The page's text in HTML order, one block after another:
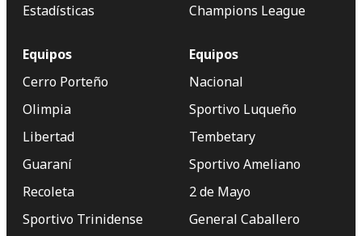
Estadísticas
Champions League
Equipos
Cerro Porteño
Olimpia
Libertad
Guaraní
Recoleta
Sportivo Trinidense
Equipos
Nacional
Sportivo Luqueño
Tembetary
Sportivo Ameliano
2 de Mayo
General Caballero